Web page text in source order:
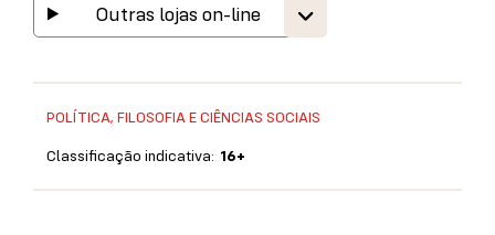
Outras lojas on-line
POLÍTICA, FILOSOFIA E CIÊNCIAS SOCIAIS
Classificação indicativa: 16+